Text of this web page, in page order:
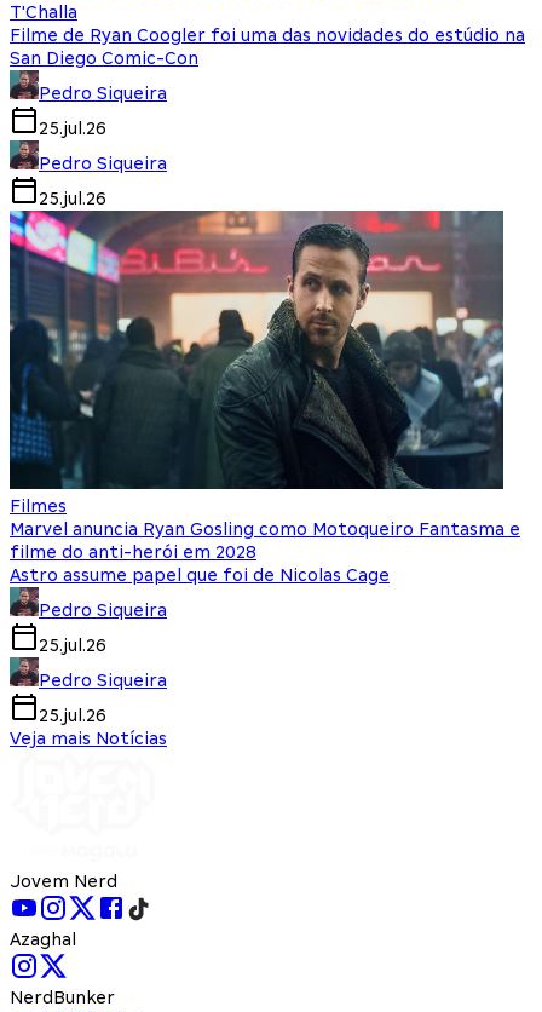
T'Challa
Filme de Ryan Coogler foi uma das novidades do estúdio na
San Diego Comic-Con
Pedro Siqueira
25.jul.26
Pedro Siqueira
25.jul.26
Filmes
Marvel anuncia Ryan Gosling como Motoqueiro Fantasma e
filme do anti-herói em 2028
Astro assume papel que foi de Nicolas Cage
Pedro Siqueira
25.jul.26
Pedro Siqueira
25.jul.26
Veja mais Notícias
Jovem Nerd
Azaghal
NerdBunker